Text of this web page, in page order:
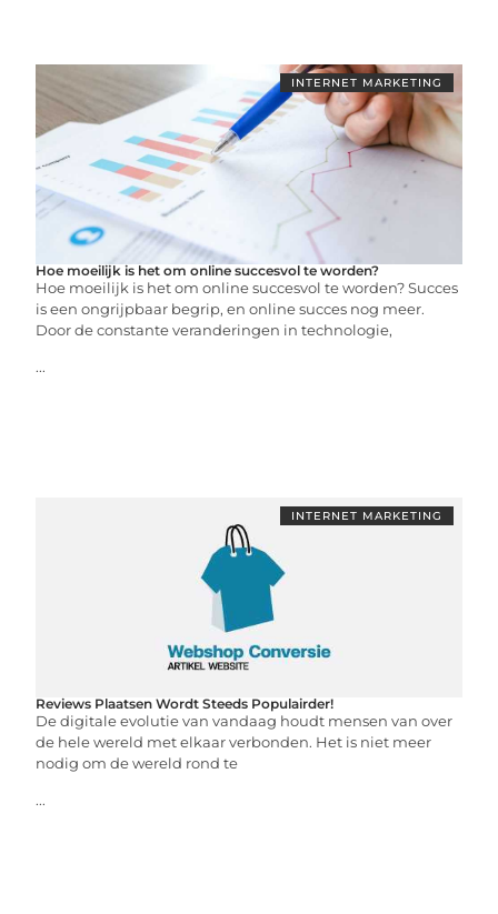
INTERNET MARKETING
Hoe moeilijk is het om online succesvol te worden?
Hoe moeilijk is het om online succesvol te worden? Succes
is een ongrijpbaar begrip, en online succes nog meer.
Door de constante veranderingen in technologie,
...
INTERNET MARKETING
Reviews Plaatsen Wordt Steeds Populairder!
De digitale evolutie van vandaag houdt mensen van over
de hele wereld met elkaar verbonden. Het is niet meer
nodig om de wereld rond te
...